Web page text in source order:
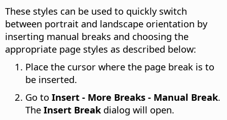
These styles can be used to quickly switch
between portrait and landscape orientation by
inserting manual breaks and choosing the
appropriate page styles as described below:
Place the cursor where the page break is to
be inserted.
Go to Insert - More Breaks - Manual Break.
The Insert Break dialog will open.